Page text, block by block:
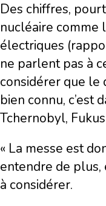
Des chiffres,
nucléaire comme
électriques
ne parlent pas à
considérer que le
bien connu, c’est
Tchernobyl,
« La messe est
entendre de plus,
à considérer.